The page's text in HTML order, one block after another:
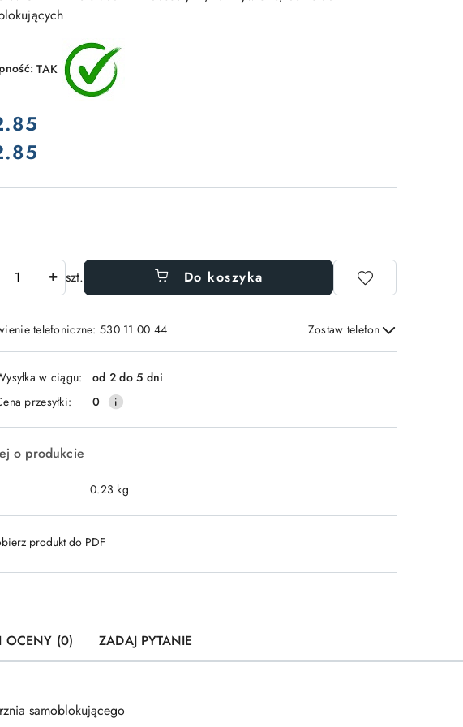
TAK
szt. Do koszyka
telefoniczne: 530 11 00 44 Zostaw telefon
Wyślij
w ciągu:
od 2 do 5 dni
przesyłki:
0
o produkcie
0.23 kg
produkt do PDF
OCENY (0) ZADAJ PYTANIE
samoblokującego